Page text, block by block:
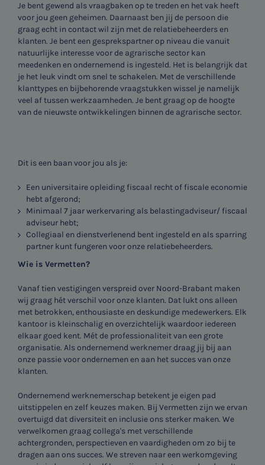
Je bent gewend als vraagbaken op te treden en het vak heeft
voor jou geen geheimen. Daarnaast ben jij de persoon die
graag echt in contact wil zijn met de relatiebeheerders en
klanten. Je bent een gesprekspartner op niveau die vanuit
natuurlijke interesse voor de agrarische sector kan
meedenken en ondernemend is ingesteld. Het is belangrijk dat
je het leuk vindt om snel te schakelen. Met de verschillende
klanttypes en bijbehorende vraagstukken wissel je namelijk
veel af tussen werkzaamheden. Je bent graag op de hoogte
van de nieuwste ontwikkelingen binnen de agrarische sector.
Dit is een baan voor jou als je:
Een universitaire opleiding fiscaal recht of fiscale economie
hebt afgerond;
Minimaal 7 jaar werkervaring als belastingadviseur/ fiscaal
adviseur hebt;
Collegiaal en dienstverlenend bent ingesteld en als sparring
partner kunt fungeren voor onze relatiebeheerders.
Wie is Vermetten?
Vanaf tien vestigingen verspreid over Noord-Brabant maken
wij graag hét verschil voor onze klanten. Dat lukt ons alleen
met betrokken, enthousiaste en deskundige medewerkers. Elk
kantoor is kleinschalig en overzichtelijk waardoor iedereen
elkaar goed kent. Mét de professionaliteit van een grote
organisatie. Als ondernemend werknemer draag jij bij aan
onze passie voor ondernemen en aan het succes van onze
klanten.
Ondernemend werknemerschap betekent je eigen pad
uitstippelen en zelf keuzes maken. Bij Vermetten zijn we ervan
overtuigd dat diversiteit en inclusie ons sterker maken. We
verwelkomen graag collega's met verschillende
achtergronden, perspectieven en vaardigheden om zo bij te
dragen aan ons succes. We streven naar een werkomgeving